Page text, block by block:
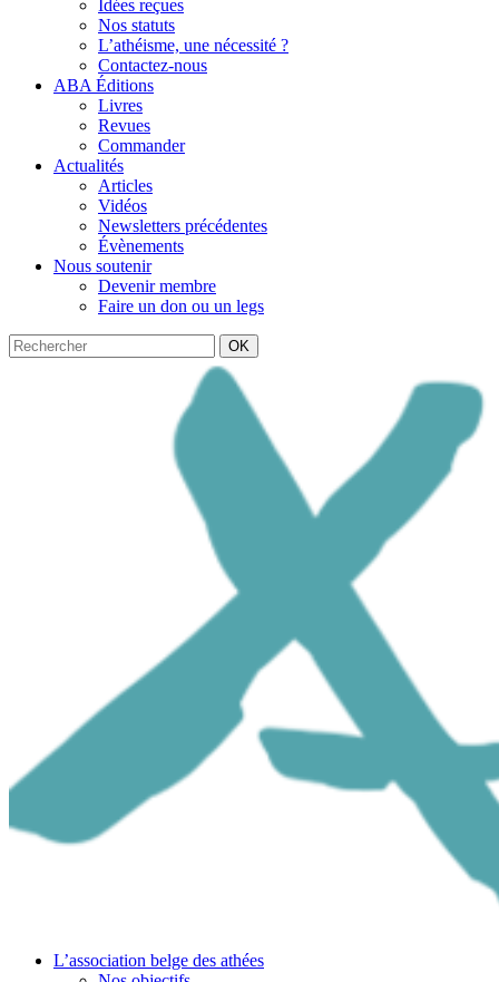
Idées reçues
Nos statuts
L’athéisme, une nécessité ?
Contactez-nous
ABA Éditions
Livres
Revues
Commander
Actualités
Articles
Vidéos
Newsletters précédentes
Évènements
Nous soutenir
Devenir membre
Faire un don ou un legs
OK
L’association belge des athées